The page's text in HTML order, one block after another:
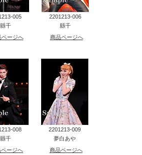
005
縣千
ページへ
2201213-006
縣千
商品ページへ
008
縣千
ページへ
2201213-009
夢白あや
商品ページへ
ツ オフィシャルサイト
ツ 企業情報
ーツ 採用情報
ジ